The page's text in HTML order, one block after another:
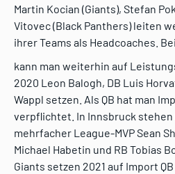
Martin Kocian (Giants), Stefan
Vitovec (Black Panthers) leiten
ihrer Teams als Headcoaches.
kann man weiterhin auf
2020 Leon Balogh, DB Luis
Wappl setzen. Als QB hat man
verpflichtet. In Innsbruck stehen
mehrfacher League-MVP Sean
Michael Habetin und RB Tobias
Giants setzen 2021 auf Import